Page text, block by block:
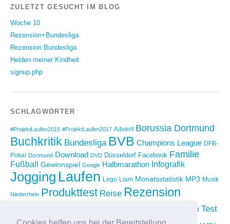
ZULETZT GESUCHT IM BLOG
Woche 10
Rezension+Bundesliga
Rezension Bundesliga
Helden meiner Kindheit
signup.php
SCHLAGWÖRTER
#ProjektLaufen2015 #ProjektLaufen2017 Advent Borussia Dortmund
Buchkritik Bundesliga BVB Champions League DFB-
Pokal Dortmund Download DVD Düsseldorf Facebook Familie
Fußball Gewinnspiel Google Halbmarathon Infografik
Jogging Laufen Lego Liam Monatsstatistik MP3 Musik
Niederrhein Produkttest Reise Rezension
sponsored Test